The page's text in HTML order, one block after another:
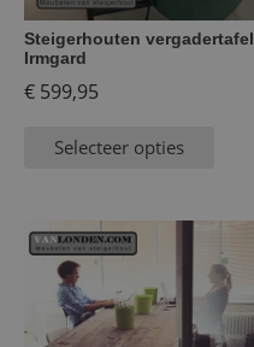
Steigerhouten vergadertafel
Irmgard
€ 599,95
Selecteer opties